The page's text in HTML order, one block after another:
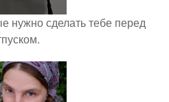
нужно сделать тебе перед